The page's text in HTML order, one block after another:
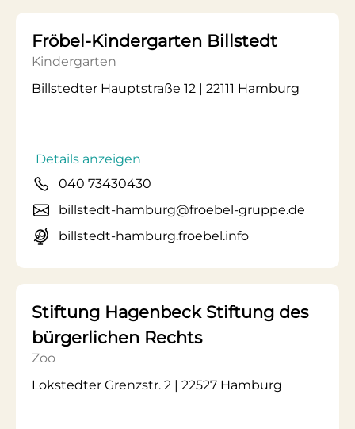
Fröbel-Kindergarten Billstedt
Kindergarten
Billstedter Hauptstraße 12 | 22111 Hamburg
Details anzeigen
040 73430430
billstedt-hamburg@froebel-gruppe.de
billstedt-hamburg.froebel.info
Stiftung Hagenbeck Stiftung des
bürgerlichen Rechts
Zoo
Lokstedter Grenzstr. 2 | 22527 Hamburg